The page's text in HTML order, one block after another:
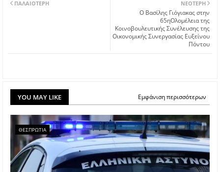
ΝΕΌΤΕΡΗ
Ο Βασίλης Γιόγιακας στην
65ηΟλομέλεια της
Κοινοβουλευτικής Συνέλευσης της
Οικονομικής Συνεργασίας Ευξείνου
Πόντου
ΠΑΛΑΙΌΤΕΡΗ
YOU MAY LIKE Εμφάνιση περισσότερων
ΘΕΣΠΡΩΤΙΑ